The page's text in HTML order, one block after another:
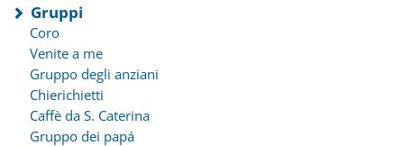
Gruppi
Coro
Venite a me
Gruppo degli anziani
Chierichietti
Caffè da S. Caterina
Gruppo dei papá